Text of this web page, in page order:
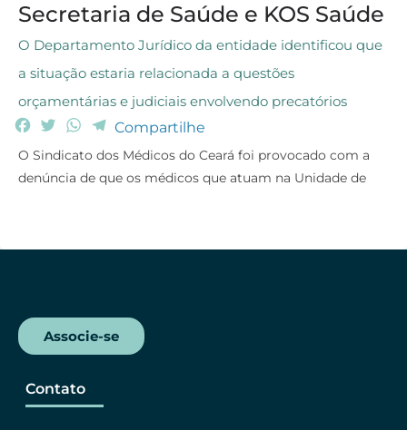
Secretaria de Saúde e KOS Saúde
O Departamento Jurídico da entidade identificou que
a situação estaria relacionada a questões
orçamentárias e judiciais envolvendo precatórios
F
c
e
i
t
W
a
t
T
l
e
Compartilhe
O Sindicato dos Médicos do Ceará foi provocado com a
denúncia de que os médicos que atuam na Unidade de
Associe-se
Contato